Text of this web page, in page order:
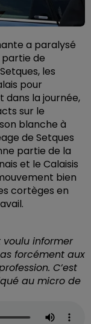
a paralysé
partie de
les
pour
la journée,
sur le
blanche à
de Setques
partie de la
et le Calaisis
bien
cortèges en
voulu informer
forcément aux
C’est
au micro de